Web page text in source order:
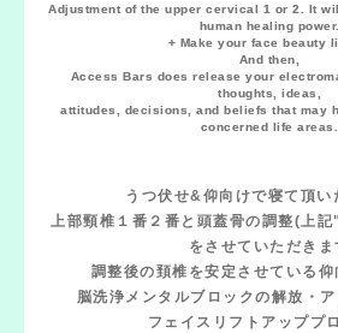
Adjustment of the upper cervical 1 or 2. It
human healing power.
+ Make your face beauty
And then,
Access Bars does release your
thoughts, ideas,
attitudes, decisions, and beliefs that may
concerned life areas.
うつ伏せ&仰向けで寝て頂い
上部頸椎１番２番と頭蓋骨の調整(上
をさせていただきま
調整後の頚椎を安定させている仰
脳洗浄メンタルブロックの解放・
フェイスリフトアッププ